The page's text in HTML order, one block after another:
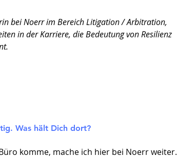
bei Noerr im Bereich Litigation / Arbitration,
in der Karriere, die Bedeutung von Resilienz
Was hält Dich dort?
komme, mache ich hier bei Noerr weiter.